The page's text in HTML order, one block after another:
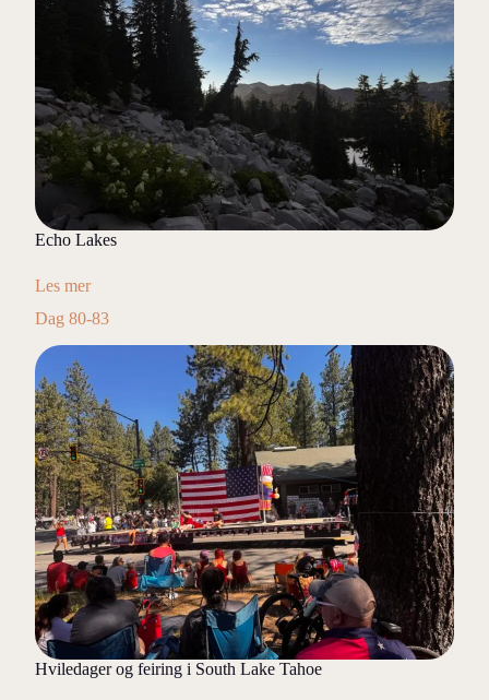
Echo Lakes
Les mer
Dag 80-83
Hviledager og feiring i South Lake Tahoe